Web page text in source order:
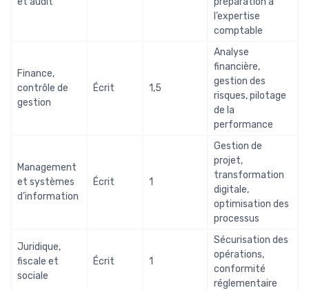
l’expertise
comptable
Finance,
contrôle de
gestion
Écrit 1,5
Analyse
financière,
gestion des
risques, pilotage
de la
performance
Management
et systèmes
d’information
Écrit 1
Gestion de
projet,
transformation
digitale,
optimisation des
processus
Juridique,
fiscale et
sociale
Écrit 1
Sécurisation des
opérations,
conformité
réglementaire